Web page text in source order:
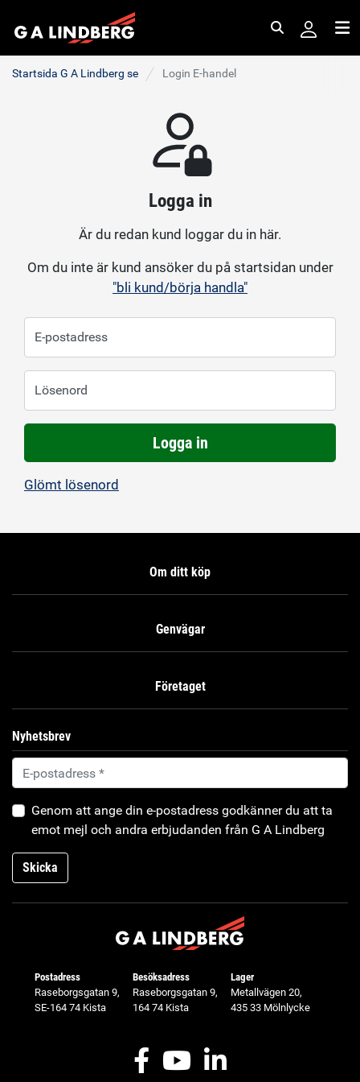
Startsida G A Lindberg se Login E-handel
Logga in
Är du redan kund loggar du in här.
Om du inte är kund ansöker du på startsidan under
"bli kund/börja handla"
E-postadress
Lösenord
Logga in
Glömt lösenord
Om ditt köp
Genvägar
Företaget
Nyhetsbrev
Genom att ange din e-postadress godkänner du att ta
emot mejl och andra erbjudanden från G A Lindberg
Skicka
Postadress
Raseborgsgatan 9,
SE-164 74 Kista
Besöksadress
Raseborgsgatan 9,
164 74 Kista
Lager
Metallvägen 20,
435 33 Mölnlycke
FacebookYoutubeLinkedIn